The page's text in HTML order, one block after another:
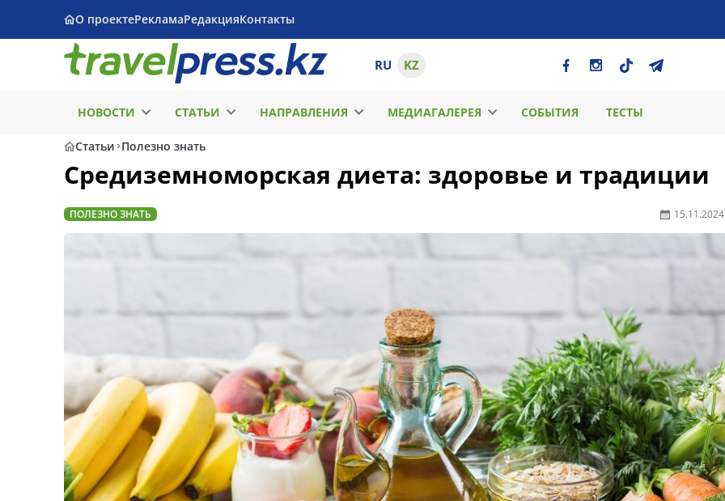
О проектеРекламаРедакцияКонтакты
RU KZ
НОВОСТИ СТАТЬИ НАПРАВЛЕНИЯ МЕДИАГАЛЕРЕЯ СОБЫТИЯ ТЕСТЫ
Статьи Полезно знать
Средиземноморская диета: здоровье и традиции
ПОЛЕЗНО ЗНАТЬ 15.11.2024